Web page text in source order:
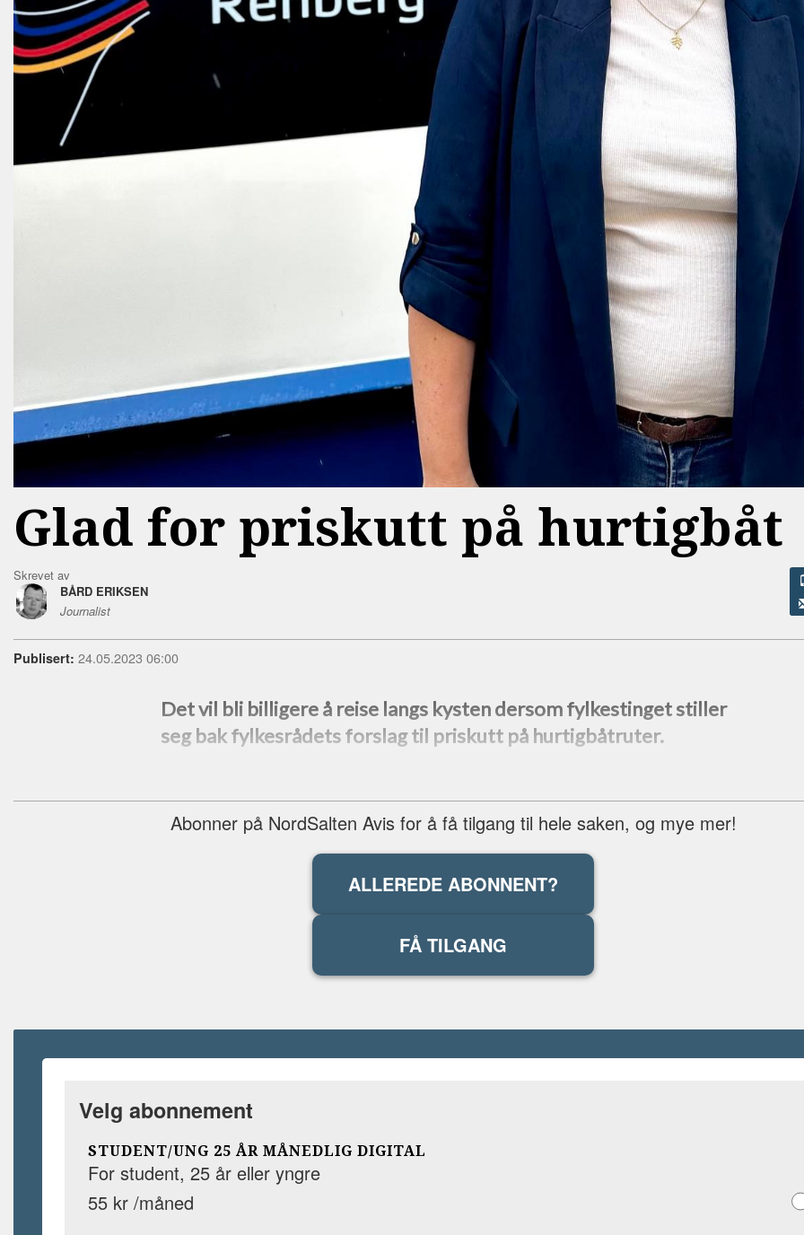
Glad for priskutt på hurtigbåt
Skrevet av
BÅRD ERIKSEN
Journalist
Publisert: 24.05.2023 06:00
Det vil bli billigere å reise langs kysten dersom fylkestinget stiller
seg bak fylkesrådets forslag til priskutt på hurtigbåtruter.
Abonner på NordSalten Avis for å få tilgang til hele saken, og mye mer!
ALLEREDE ABONNENT?
FÅ TILGANG
Velg abonnement
STUDENT/UNG 25 ÅR MÅNEDLIG DIGITAL
For student, 25 år eller yngre
55 kr /måned